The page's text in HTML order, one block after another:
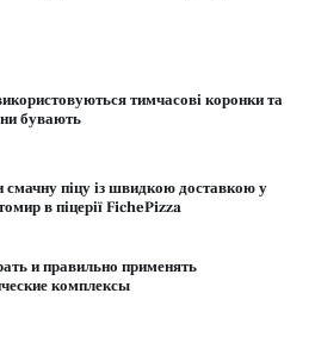
тимчасові коронки та
бувають
смачну піцу із швидкою доставкою у
в піцерії FichePizza
и правильно применять
комплексы